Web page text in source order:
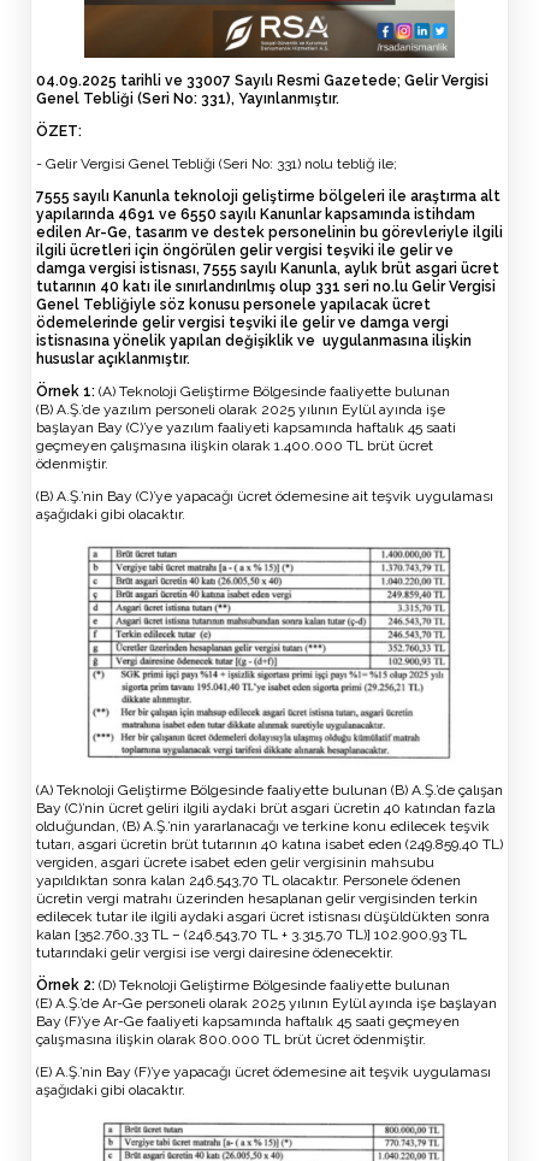
04.09.2025 tarihli ve 33007 Sayılı Resmi Gazetede; Gelir Vergisi
Genel Tebliği (Seri No: 331), Yayınlanmıştır.
ÖZET:
- Gelir Vergisi Genel Tebliği (Seri No: 331) nolu tebliğ ile;
7555 sayılı Kanunla teknoloji geliştirme bölgeleri ile araştırma alt
yapılarında 4691 ve 6550 sayılı Kanunlar kapsamında istihdam
edilen Ar-Ge, tasarım ve destek personelinin bu görevleriyle ilgili
ilgili ücretleri için öngörülen gelir vergisi teşviki ile gelir ve
damga vergisi istisnası, 7555 sayılı Kanunla, aylık brüt asgari ücret
tutarının 40 katı ile sınırlandırılmış olup 331 seri no.lu Gelir Vergisi
Genel Tebliğiyle söz konusu personele yapılacak ücret
ödemelerinde gelir vergisi teşviki ile gelir ve damga vergi
istisnasına yönelik yapılan değişiklik ve uygulanmasına ilişkin
hususlar açıklanmıştır.
Örnek 1: (A) Teknoloji Geliştirme Bölgesinde faaliyette bulunan
(B) A.Ş.’de yazılım personeli olarak 2025 yılının Eylül ayında işe
başlayan Bay (C)’ye yazılım faaliyeti kapsamında haftalık 45 saati
geçmeyen çalışmasına ilişkin olarak 1.400.000 TL brüt ücret
ödenmiştir.
(B) A.Ş.’nin Bay (C)’ye yapacağı ücret ödemesine ait teşvik uygulaması
aşağıdaki gibi olacaktır.
(A) Teknoloji Geliştirme Bölgesinde faaliyette bulunan (B) A.Ş.’de çalışan
Bay (C)’nin ücret geliri ilgili aydaki brüt asgari ücretin 40 katından fazla
olduğundan, (B) A.Ş.’nin yararlanacağı ve terkine konu edilecek teşvik
tutarı, asgari ücretin brüt tutarının 40 katına isabet eden (249.859,40 TL)
vergiden, asgari ücrete isabet eden gelir vergisinin mahsubu
yapıldıktan sonra kalan 246.543,70 TL olacaktır. Personele ödenen
ücretin vergi matrahı üzerinden hesaplanan gelir vergisinden terkin
edilecek tutar ile ilgili aydaki asgari ücret istisnası düşüldükten sonra
kalan [352.760,33 TL – (246.543,70 TL + 3.315,70 TL)] 102.900,93 TL
tutarındaki gelir vergisi ise vergi dairesine ödenecektir.
Örnek 2: (D) Teknoloji Geliştirme Bölgesinde faaliyette bulunan
(E) A.Ş.’de Ar-Ge personeli olarak 2025 yılının Eylül ayında işe başlayan
Bay (F)’ye Ar-Ge faaliyeti kapsamında haftalık 45 saati geçmeyen
çalışmasına ilişkin olarak 800.000 TL brüt ücret ödenmiştir.
(E) A.Ş.’nin Bay (F)’ye yapacağı ücret ödemesine ait teşvik uygulaması
aşağıdaki gibi olacaktır.